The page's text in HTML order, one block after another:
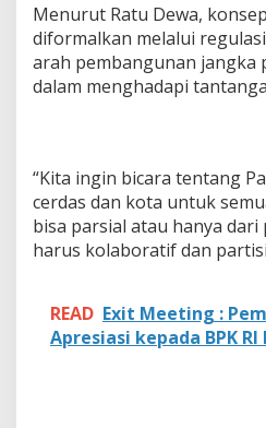
r
g
a
D
P
e
m
b
a
u
n
Menurut Ratu Dewa,
diformalkan melalui
arah pembangunan jangka
dalam menghadapi
“Kita ingin bicara tentang
cerdas dan kota untuk
bisa parsial atau hanya
harus kolaboratif dan
READ Exit Meeting :
Apresiasi kepada BPK